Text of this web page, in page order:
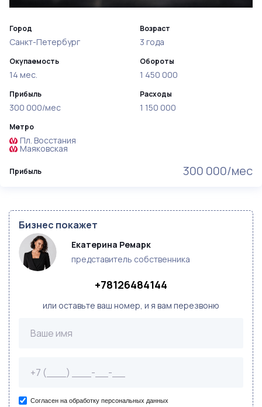
Прибыль 300 000/мес
Город
Санкт-Петербург
Окупаемость
14 мес.
Прибыль
300 000/мес
Возраст
3 года
Обороты
1 450 000
Расходы
1 150 000
Метро
Пл. Восстания
Маяковская
Бизнес покажет
Екатерина Ремарк
представитель собственника
+78126484144
или оставьте ваш номер, и я вам перезвоню
Согласен на обработку персональных данных